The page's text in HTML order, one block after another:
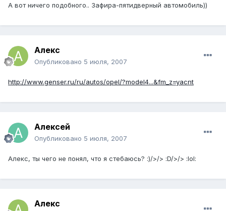
А вот ничего подобного.. Зафира-пятидверный автомобиль))
Алекс
Опубликовано 5 июля, 2007
http://www.genser.ru/ru/autos/opel/?model4...&fm_z=yacnt
Алексей
Опубликовано 5 июля, 2007
Алекс, ты чего не понял, что я стебаюсь? :)/>/> :D/>/> :lol:
Алекс